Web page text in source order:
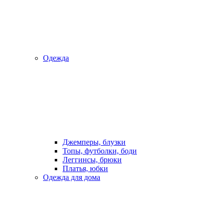
Одежда
Джемперы, блузки
Топы, футболки, боди
Леггинсы, брюки
Платья, юбки
Одежда для дома